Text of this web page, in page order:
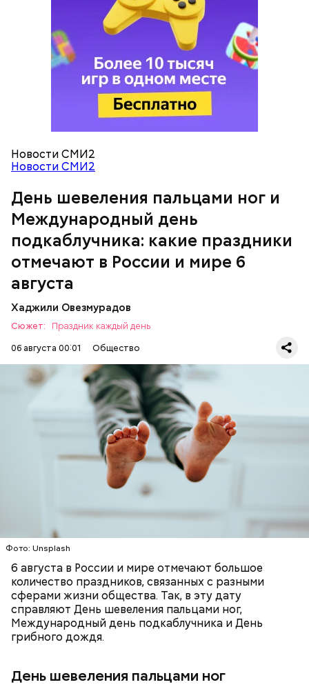
Новости СМИ2
Новости СМИ2
День шевеления пальцами ног и
Международный день
подкаблучника: какие праздники
отмечают в России и мире 6
августа
Хаджили Овезмурадов
Сюжет:
Праздник каждый день
06 августа 00:01
Общество
Фото: Unsplash
6 августа в России и мире отмечают большое
количество праздников, связанных с разными
сферами жизни общества. Так, в эту дату
справляют День шевеления пальцами ног,
Международный день подкаблучника и День
грибного дождя.
День шевеления пальцами ног
Создатели Дня шевеления пальцами ног
предлагают уделить стопам и пальцам ног больше
внимания, чем обычно. Можно прогуляться босиком
по траве, пройтись по улицам в более свободной и
удобной обуви или сходить на массаж стоп.
Международный день подкаблучника
ПРАЗДНИКИ ОТНОШЕНИЯ
СЕМЬЯ
Вред дыни
Фото: Shutterstock
Однако диетолог предупредила: не для всех дыня
может быть полезна. В первую очередь ее стоит
А врач-эндокринолог Алексей Калинчев рассказал,
— Наиболее распространенные борщ, щи, котлеты,
салаты, лаваш с творогом и сыром, пироги, омлет,
запеканка. Щавеля там везде используется
немного, поэтому никакого вреда от него не будет.
Чем разнообразнее рацион питания человека, тем
лучше. Потому что это исключает вероятность
возникновения дефицитов микроэлементов, —
заверил специалист.
Вовсю идет и сезон черешни. «Вечерняя Москва»
узнала у врача — эндокринолога-диетолога
Натальи Лазуренко,как правильно есть эту ягоду
пользой для здоровья.